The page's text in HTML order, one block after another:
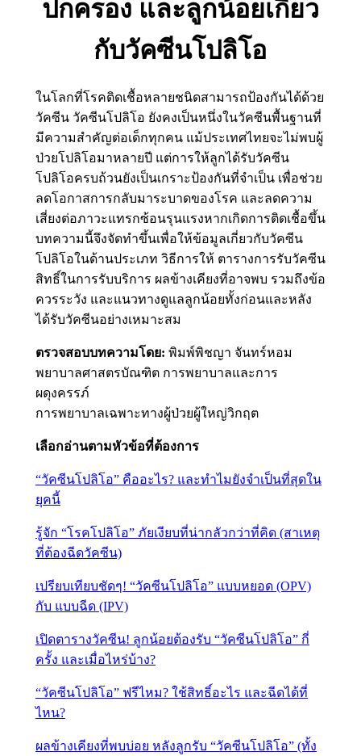
ปกครอง และลูกน้อยเกี่ยว
กับวัคซีนโปลิโอ
ในโลกที่โรคติดเชื้อหลายชนิดสามารถป้องกันได้ด้วย
วัคซีน วัคซีนโปลิโอ ยังคงเป็นหนึ่งในวัคซีนพื้นฐานที่
มีความสำคัญต่อเด็กทุกคน แม้ประเทศไทยจะไม่พบผู้
ป่วยโปลิโอมาหลายปี แต่การให้ลูกได้รับวัคซีน
โปลิโอครบถ้วนยังเป็นเกราะป้องกันที่จำเป็น เพื่อช่วย
ลดโอกาสการกลับมาระบาดของโรค และลดความ
เสี่ยงต่อภาวะแทรกซ้อนรุนแรงหากเกิดการติดเชื้อขึ้น
บทความนี้จึงจัดทำขึ้นเพื่อให้ข้อมูลเกี่ยวกับวัคซีน
โปลิโอในด้านประเภท วิธีการให้ ตารางการรับวัคซีน
สิทธิ์ในการรับบริการ ผลข้างเคียงที่อาจพบ รวมถึงข้อ
ควรระวัง และแนวทางดูแลลูกน้อยทั้งก่อนและหลัง
ได้รับวัคซีนอย่างเหมาะสม
ตรวจสอบบทความโดย: พิมพ์พิชญา จันทร์หอม
พยาบาลศาสตรบัณฑิต การพยาบาลและการ
ผดุงครรภ์
การพยาบาลเฉพาะทางผู้ป่วยผู้ใหญ่วิกฤต
เลือกอ่านตามหัวข้อที่ต้องการ
“วัคซีนโปลิโอ” คืออะไร? และทำไมยังจำเป็นที่สุดใน
ยุคนี้
รู้จัก “โรคโปลิโอ” ภัยเงียบที่น่ากลัวกว่าที่คิด (สาเหตุ
ที่ต้องฉีดวัคซีน)
เปรียบเทียบชัดๆ! “วัคซีนโปลิโอ” แบบหยอด (OPV)
กับ แบบฉีด (IPV)
เปิดตารางวัคซีน! ลูกน้อยต้องรับ “วัคซีนโปลิโอ” กี่
ครั้ง และเมื่อไหร่บ้าง?
“วัคซีนโปลิโอ” ฟรีไหม? ใช้สิทธิ์อะไร และฉีดได้ที่
ไหน?
ผลข้างเคียงที่พบบ่อย หลังลูกรับ “วัคซีนโปลิโอ” (ทั้ง